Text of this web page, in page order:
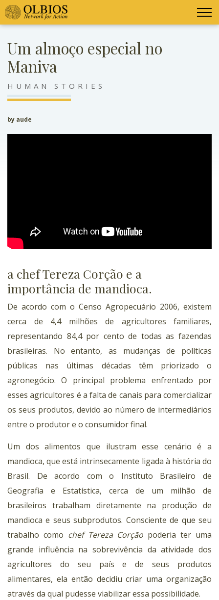
Um almoço especial no
Maniva
HUMAN STORIES
by aude
a chef Tereza Corção e a
importância de mandioca.
De acordo com o Censo Agropecuário 2006, existem
cerca de 4,4 milhões de agricultores familiares,
representando 84,4 por cento de todas as fazendas
brasileiras. No entanto, as mudanças de políticas
públicas nas últimas décadas têm priorizado o
agronegócio. O principal problema enfrentado por
esses agricultores é a falta de canais para comercializar
os seus produtos, devido ao número de intermediários
entre o produtor e o consumidor final.
Um dos alimentos que ilustram esse cenário é a
mandioca, que está intrinsecamente ligada à história do
Brasil. De acordo com o Instituto Brasileiro de
Geografia e Estatística, cerca de um milhão de
brasileiros trabalham diretamente na produção de
mandioca e seus subprodutos. Consciente de que seu
trabalho como chef Tereza Corção poderia ter uma
grande influência na sobrevivência da atividade dos
agricultores do seu país e de seus produtos
alimentares, ela então decidiu criar uma organização
através da qual pudesse viabilizar essa possibilidade.